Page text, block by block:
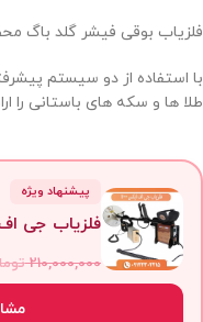
فلزیاب بوقی فیشر گلد باگ
با استفاده از دو سیستم
طلا ها و سکه های باستانی را
پیشنهاد ویژه
فلزیاب جی اف
210,000,000